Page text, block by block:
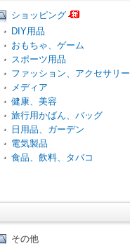
ショッピング
DIY用品
おもちゃ、ゲーム
スポーツ用品
ファッション、アクセサリー
メディア
健康、美容
旅行用かばん、バッグ
日用品、ガーデン
電気製品
食品、飲料、タバコ
その他